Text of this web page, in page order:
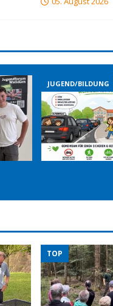
BILDUNG
TOP